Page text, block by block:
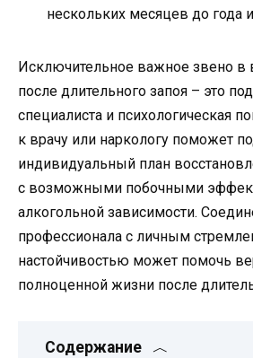
нескольких месяцев до года
Исключительное важное звено в
после длительного запоя – это
специалиста и психологическая
к врачу или наркологу поможет
индивидуальный план
с возможными побочными
алкогольной зависимости.
профессионала с личным
настойчивостью может помочь
полноценной жизни после
Содержание